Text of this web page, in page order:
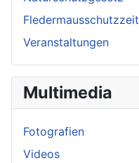
Fledermausschutzzeit
Veranstaltungen
Multimedia
Fotografien
Videos